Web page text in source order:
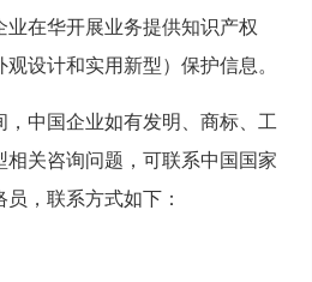
业在华开展业务提供知识产权
观设计和实用新型）保护信息。
，中国企业如有发明、商标、工
相关咨询问题，可联系中国国家
，联系方式如下：